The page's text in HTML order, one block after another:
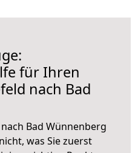
für Ihren
nach Bad
Bad Wünnenberg
was Sie zuerst